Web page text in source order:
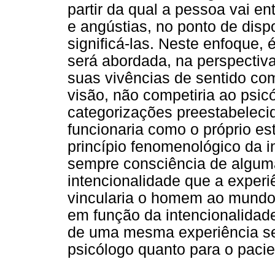
partir da qual a pessoa vai
e angústias, no ponto de
significá-las. Neste enfoque,
será abordada, na
suas vivências de sentido
visão, não competiria ao
categorizações
funcionaria como o próprio
princípio fenomenológico da
sempre consciência de
intencionalidade que a
vincularia o homem ao
em função da
de uma mesma experiência
psicólogo quanto para o